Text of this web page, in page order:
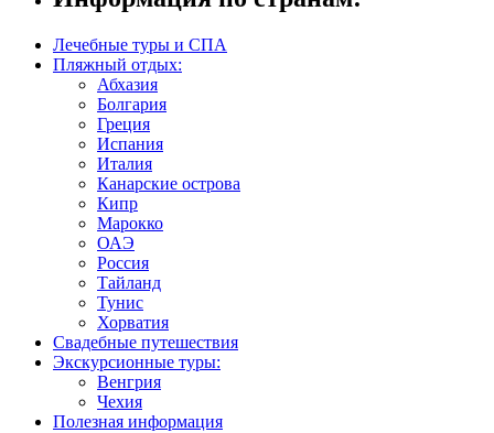
Лечебные туры и СПА
Пляжный отдых:
Абхазия
Болгария
Греция
Испания
Италия
Канарские острова
Кипр
Марокко
ОАЭ
Россия
Тайланд
Тунис
Хорватия
Свадебные путешествия
Экскурсионные туры:
Венгрия
Чехия
Полезная информация